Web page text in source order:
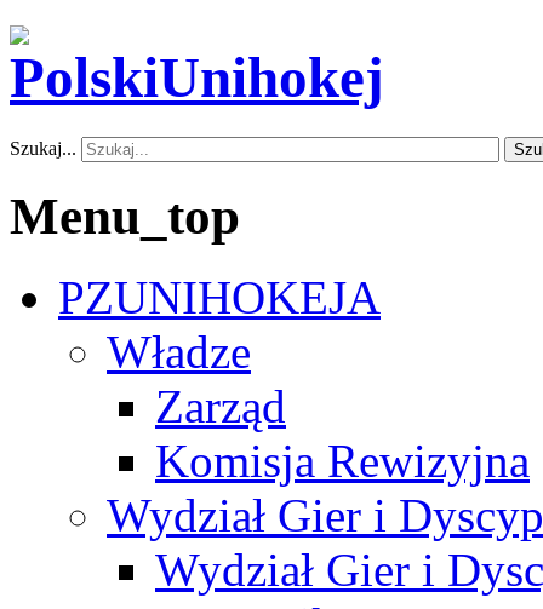
Szukaj...
Menu_top
PZUNIHOKEJA
Władze
Zarząd
Komisja Rewizyjna
Wydział Gier i
Wydział Gier i